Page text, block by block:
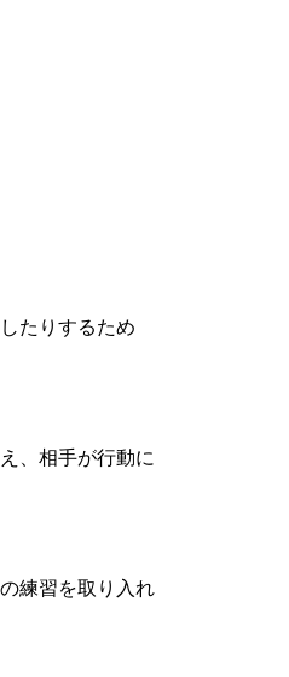
たりするため
、相手が行動に
練習を取り入れ